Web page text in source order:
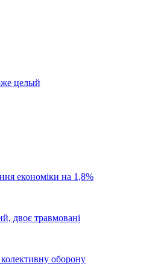
целый
економіки на 1,8%
двоє травмовані
оборону